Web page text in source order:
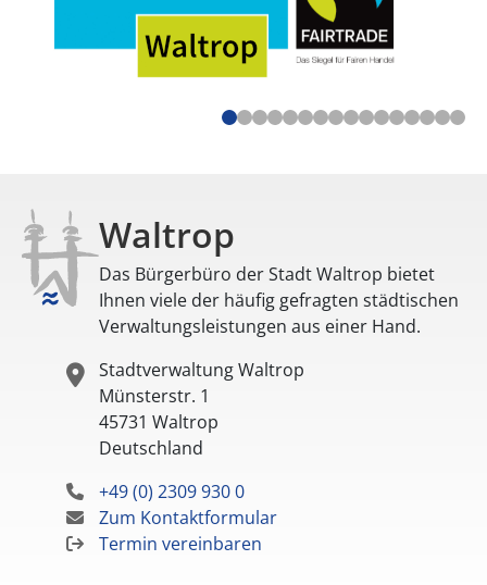
Waltrop
Das Bürgerbüro der Stadt Waltrop bietet
Ihnen viele der häufig gefragten städtischen
Verwaltungsleistungen aus einer Hand.
Stadtverwaltung Waltrop
Münsterstr. 1
45731 Waltrop
Deutschland
+49 (0) 2309 930 0
Zum Kontaktformular
Termin vereinbaren